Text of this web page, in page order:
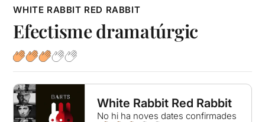
WHITE RABBIT RED RABBIT
Efectisme dramatúrgic
White Rabbit Red Rabbit
No hi ha noves dates confirmades